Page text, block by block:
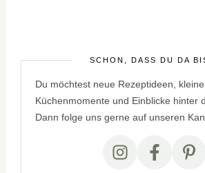
SCHÖN, DASS DU DA
Du möchtest neue Rezeptideen, kleine
Küchenmomente und Einblicke hinter
Dann folge uns gerne auf unseren